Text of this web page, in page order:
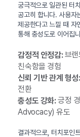
궁극적으로 일관된 터
공고히 합니다. 사용자
제공한다고 느낄 때 자
통해 충성도로 이어집
감정적 안정감:브랜
친숙함을 경험
신뢰 기반 관계 형성:
전환
충성도 강화:긍정
Advocacy) 유도
결과적으로, 터치포인